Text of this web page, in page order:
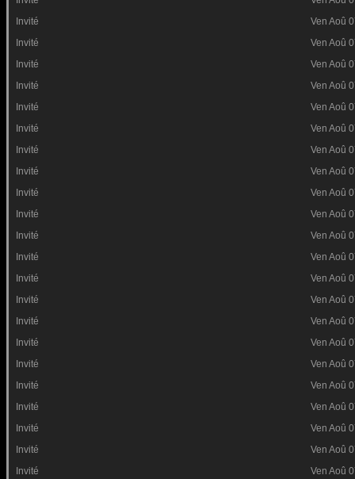
Invité
Ven Aoû
Invité
Ven Aoû
Invité
Ven Aoû
Invité
Ven Aoû
Invité
Ven Aoû
Invité
Ven Aoû
Invité
Ven Aoû
Invité
Ven Aoû
Invité
Ven Aoû
Invité
Ven Aoû
Invité
Ven Aoû
Invité
Ven Aoû
Invité
Ven Aoû
Invité
Ven Aoû
Invité
Ven Aoû
Invité
Ven Aoû
Invité
Ven Aoû
Invité
Ven Aoû
Invité
Ven Aoû
Invité
Ven Aoû
Invité
Ven Aoû
Invité
Ven Aoû